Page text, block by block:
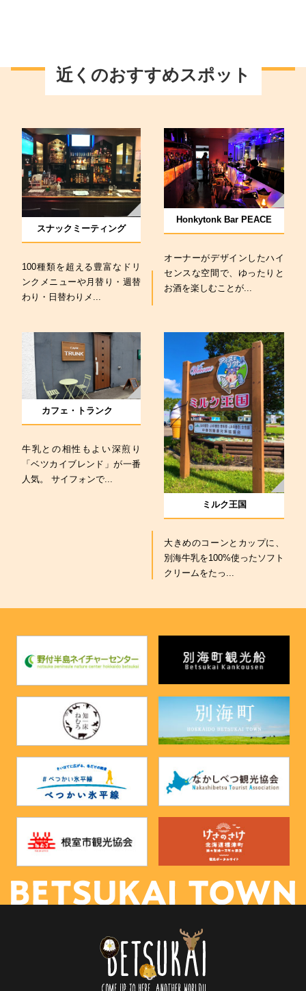
近くのおすすめスポット
スナックミーティング
100種類を超える豊富なドリ
ンクメニューや月替り・週替
わり・日替わりメ...
Honkytonk Bar PEACE
オーナーがデザインしたハイ
センスな空間で、ゆったりと
お酒を楽しむことが...
カフェ・トランク
牛乳との相性もよい深煎り
「ベツカイブレンド」が一番
人気。 サイフォンで...
ミルク王国
大きめのコーンとカップに、
別海牛乳を100%使ったソフト
クリームをたっ...